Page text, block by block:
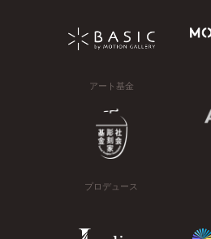
アート基金
プロデュース